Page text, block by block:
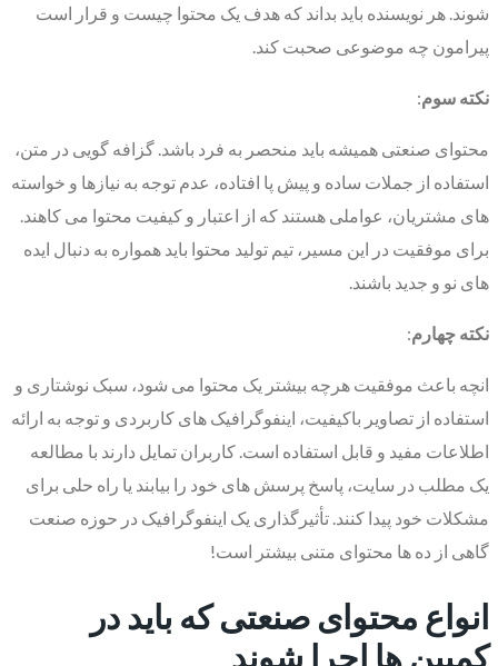
شوند. هر نویسنده باید بداند که هدف یک محتوا چیست و قرار است
پیرامون چه موضوعی صحبت کند.
نکته سوم:
محتوای صنعتی همیشه باید منحصر به فرد باشد. گزافه گویی در متن،
استفاده از جملات ساده و پیش پا افتاده، عدم توجه به نیازها و خواسته
های مشتریان، عواملی هستند که از اعتبار و کیفیت محتوا می کاهند.
برای موفقیت در این مسیر، تیم تولید محتوا باید همواره به دنبال ایده
های نو و جدید باشند.
نکته چهارم:
انچه باعث موفقیت هرچه بیشتر یک محتوا می شود، سبک نوشتاری و
استفاده از تصاویر باکیفیت، اینفوگرافیک های کاربردی و توجه به ارائه
اطلاعات مفید و قابل استفاده است. کاربران تمایل دارند با مطالعه
یک مطلب در سایت، پاسخ پرسش های خود را بیابند یا راه حلی برای
مشکلات خود پیدا کنند. تأثیرگذاری یک اینفوگرافیک در حوزه صنعت
گاهی از ده ها محتوای متنی بیشتر است!
انواع محتوای صنعتی که باید در
کمپین ها اجرا شوند